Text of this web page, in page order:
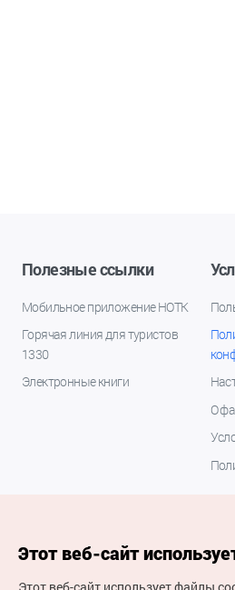
Полезные ссылки
Мобильное приложение НОТК
Горячая линия для туристов
1330
Электронные книги
О
Этот веб-сайт